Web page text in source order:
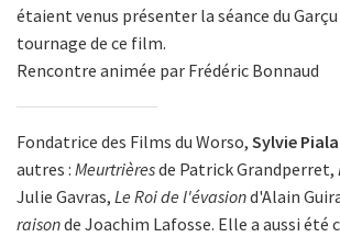
étaient venus présenter la séance du
tournage de ce film.
Rencontre animée par Frédéric Bonnaud
Fondatrice des Films du Worso, Sylvie
autres : Meurtrièresde Patrick Grandperret,
Julie Gavras, Le Roi de l'évasiond'Alain
raisonde Joachim Lafosse. Elle a aussi été